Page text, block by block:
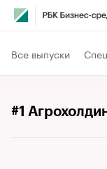
Все выпуски
#1